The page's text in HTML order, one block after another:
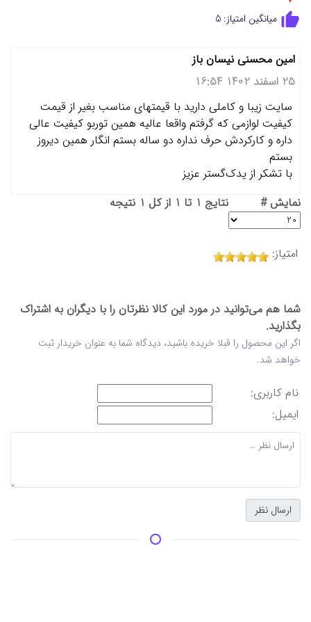
میانگین امتیاز: 5
امین محسنی نیسان باز
25 اسفند 1402 16:54
سایت زیبا و کاملی دارید با قیمتهای مناسب بغیر از قیمت
کیفیت لوازمی که گرفتم واقعا عالیه همین توربو کیفیت عالی
داره و کارکردش حرف نداره دو ساله بستم انگار همین دیروز
بستم
با تشکر از یدک‌گستر عزیز
نمایش #
نتایج 1 تا 1 از کل 1 نتیجه
امتیاز:
شما هم می‌توانید در مورد این کالا نظرتان را با دیگران به اشتراک
بگذارید.
اگر این محصول را قبلا خریده باشید، دیدگاه شما به عنوان خریدار ثبت
خواهد شد.
نام کاربری:
ایمیل: